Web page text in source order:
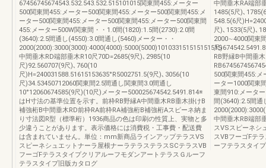
67456745674543.532.543.532.515101015関東間455:メーター
500関東間455:メーター500関東間455:メーター500関東間455:メ
ーター500関東間455:メーター500関東間455:メーター500関東間
455:メーター500W関東間・・1.0間(1820):1.5間(2730):2.0間
(3640):2.5間通し(4550):3.0間通し(5460)メーター・・
2000(2000):3000(3000):4000(4000):5000(5000)101033151515151515
中間垂木RD端部垂木R10尺70D=2685(9尺)､2985(10
尺)92.560707(9尺)､760(10
尺)H=240031588.51615153635°R5002751.5(9尺)､3056(10
尺)34.53450712060関東間2.5間通し関東間3.0間通し
10°12060674585(9尺)(10尺)メーター500025674542.5491.814※
はH寸法の基準位置を示す。前枠RB野縁A中間垂木RB垂木掛けB
補強桁B中間垂木RD前枠RA前枠RA補強桁B補強桁Aスピーネ納ま
り寸法図R型（標準桁）1936商品の色は印刷の性質上、実物と多
少違うことがあります。表示価格には消費税・工事費・配送費
は含まれていません。単位：mm新商品ラインアップテラスVS
スピーネシュエットナーラ屋根ナーラテラステラスSCテラスVB
フーゴFテラスタイプクリアルーフモダンアートテラスＧルーフ
テラスタイプ旧版カタログ
中間垂木RA端部
1485(5尺)､
548.5(6尺
尺)､1533(5尺)､
2000∼4000関東
尺
RB野縁B中間垂
500関東間455:メ
ーター1000関東
東間910:メータ
間(3640):2.5間通
中間垂木RB端部
スVSスピーネシ
スVBフーゴFテ
ーフテラスタイ